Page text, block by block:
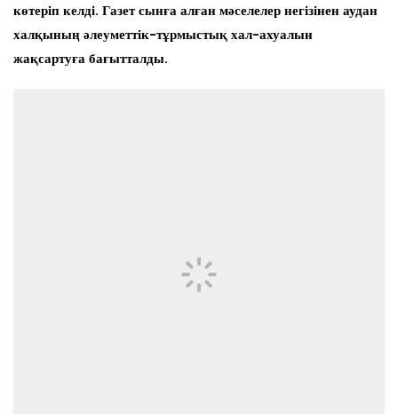
көтеріп келді. Газет сынға алған мәселелер негізінен аудан
халқының әлеуметтік-тұрмыстық хал-ахуалын
жақсартуға бағытталды.